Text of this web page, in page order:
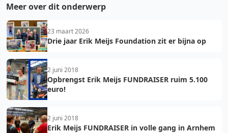
Meer over dit onderwerp
23 maart 2026
Drie jaar Erik Meijs Foundation zit er bijna op
2 juni 2018
Opbrengst Erik Meijs FUNDRAISER ruim 5.100
euro!
2 juni 2018
Erik Meijs FUNDRAISER in volle gang in Arnhem